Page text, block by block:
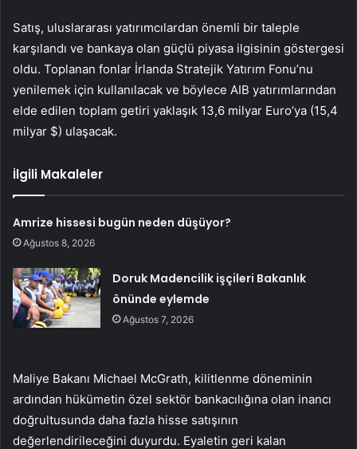
Satış, uluslararası yatırımcılardan önemli bir taleple
karşılandı ve bankaya olan güçlü piyasa ilgisinin göstergesi
oldu. Toplanan fonlar İrlanda Stratejik Yatırım Fonu’nu
yenilemek için kullanılacak ve böylece AIB yatırımlarından
elde edilen toplam getiri yaklaşık 13,6 milyar Euro’ya (15,4
milyar $) ulaşacak.
İlgili Makaleler
Amrize hissesi bugün neden düşüyor?
Ağustos 8, 2026
Doruk Madencilik işçileri Bakanlık
önünde eylemde
Ağustos 7, 2026
Maliye Bakanı Michael McGrath, kilitlenme döneminin
ardından hükümetin özel sektör bankacılığına olan inancı
doğrultusunda daha fazla hisse satışının
değerlendirileceğini duyurdu. Eyaletin geri kalan